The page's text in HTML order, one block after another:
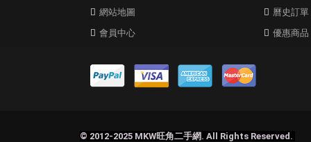
網站地圖
會員中心
曆史訂單
優惠商品
© 2012-2025 MKW旺角二手網. All Rights Reserved.